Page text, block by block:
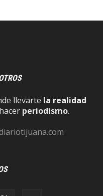
llevarte la realidad
periodismo.